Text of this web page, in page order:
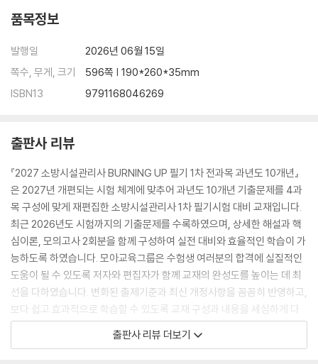
품목정보
발행일
2026년 06월 15일
쪽수, 무게, 크기
596쪽 | 190*260*35mm
ISBN13
9791168046269
출판사 리뷰
『2027 소방시설관리사 BURNING UP 필기 1차 전과목 과년도 10개년』
은 2027년 개편되는 시험 체계에 맞추어 과년도 10개년 기출문제를 4과
목 구성에 맞게 재편집한 소방시설관리사 1차 필기시험 대비 교재입니다.
최근 2026년도 시험까지의 기출문제를 수록하였으며, 상세한 해설과 핵
심이론, 모의고사 2회분을 함께 구성하여 실전 대비와 효율적인 학습이 가
능하도록 하였습니다. 모아교육그룹은 수험생 여러분의 합격에 실질적인
도움이 될 수 있도록 저자와 편집자가 함께 교재의 완성도를 높이는 데 최
선을 다하였습니다. 변화된 출제기준과 최신 개정사항을 꼼꼼히 반영하고,
보다 쉽고 효과적으로 학습할 수 있도록 교재 구성과 내용을 세심하게 다
듬었습니다. 이 교재가 수험생 여러분의 실전 대비와 합격에 든든한 도움
출판사 리뷰 더보기